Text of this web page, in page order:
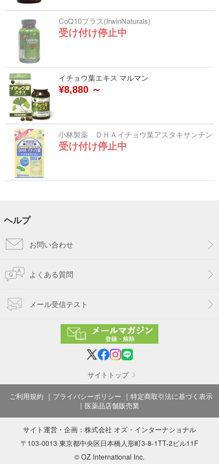
CoQ10プラス(IrwinNaturals)
受け付け停止中
イチョウ葉エキス マルマン
¥8,880 ～
小林製薬 ＤＨＡイチョウ葉アスタキサンチン
受け付け停止中
ヘルプ
お問い合わせ
よくある質問
メール受信テスト
サイトトップ
ご利用規約 プライバシーポリシー
特定商取引法に基づく表示
医薬品店舗販売業
サイト運営・企画： 株式会社 オズ・インターナショナル
〒103-0013 東京都中央区日本橋人形町3-8-1TT-2ビル11F
© OZ International Inc.